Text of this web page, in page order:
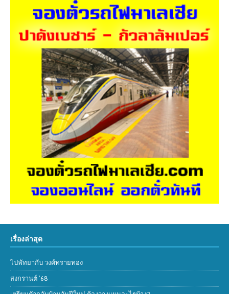
เรื่องล่าสุด
ไปพัทยากับ วงศ์ทรายทอง
สงกรานต์ ’68